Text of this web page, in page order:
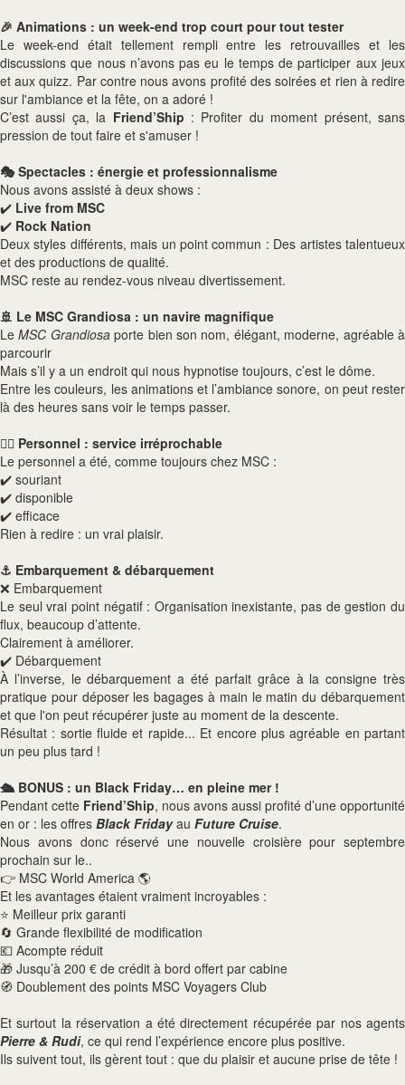
🎉 Animations : un week-end trop court pour tout tester
Le week-end était tellement rempli entre les retrouvailles et les
discussions que nous n’avons pas eu le temps de participer aux jeux
et aux quizz. Par contre nous avons profité des soirées et rien à redire
sur l'ambiance et la fête, on a adoré !
C’est aussi ça, la Friend’Ship : Profiter du moment présent, sans
pression de tout faire et s'amuser !
🎭 Spectacles : énergie et professionnalisme
Nous avons assisté à deux shows :
✔️ Live from MSC
✔️ Rock Nation
Deux styles différents, mais un point commun : Des artistes talentueux
et des productions de qualité.
MSC reste au rendez-vous niveau divertissement.
🚢 Le MSC Grandiosa : un navire magnifique
LeMSC Grandiosaporte bien son nom, élégant, moderne, agréable à
parcourir
Mais s’il y a un endroit qui nous hypnotise toujours, c’est le dôme.
Entre les couleurs, les animations et l’ambiance sonore, on peut rester
là des heures sans voir le temps passer.
👨‍✈️ Personnel : service irréprochable
Le personnel a été, comme toujours chez MSC :
✔️ souriant
✔️ disponible
✔️ efficace
Rien à redire : un vrai plaisir.
⚓ Embarquement & débarquement
❌ Embarquement
Le seul vrai point négatif : Organisation inexistante, pas de gestion du
flux, beaucoup d’attente.
Clairement à améliorer.
✔️ Débarquement
À l’inverse, le débarquement a été parfait grâce à la consigne très
pratique pour déposer les bagages à main le matin du débarquement
et que l'on peut récupérer juste au moment de la descente.
Résultat : sortie fluide et rapide... Et encore plus agréable en partant
un peu plus tard !
🛳️ BONUS : un Black Friday… en pleine mer !
Pendant cette Friend’Ship, nous avons aussi profité d’une opportunité
en or : les offres Black Fridayau Future Cruise.
Nous avons donc réservé une nouvelle croisière pour septembre
prochain sur le..
👉 MSC World America 🌎
Et les avantages étaient vraiment incroyables :
⭐ Meilleur prix garanti
🔄 Grande flexibilité de modification
💶 Acompte réduit
🎁 Jusqu’à 200 € de crédit à bord offert par cabine
🧭 Doublement des points MSC Voyagers Club
Et surtout la réservation a été directement récupérée par nos agents
Pierre & Rudi, ce qui rend l’expérience encore plus positive.
Ils suivent tout, ils gèrent tout : que du plaisir et aucune prise de tête !